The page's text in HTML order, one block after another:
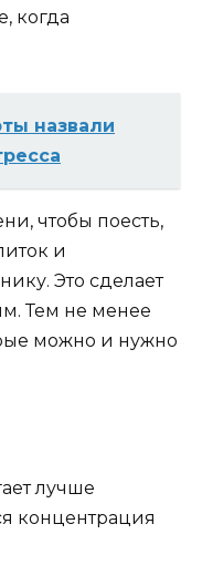
когда
назвали
чтобы поесть,
и
Это сделает
Тем не менее
можно и нужно
лучше
концентрация